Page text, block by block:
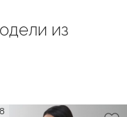
из